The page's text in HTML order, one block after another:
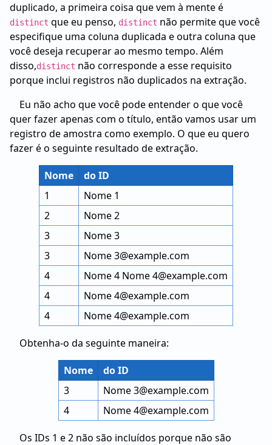
duplicado, a primeira coisa que vem à mente é
distinct que eu penso, distinct não permite que você
especifique uma coluna duplicada e outra coluna que
você deseja recuperar ao mesmo tempo. Além
disso,distinct não corresponde a esse requisito
porque inclui registros não duplicados na extração.
Eu não acho que você pode entender o que você
quer fazer apenas com o título, então vamos usar um
registro de amostra como exemplo. O que eu quero
fazer é o seguinte resultado de extração.
Nome
do ID
1
Nome 1
2
Nome 2
3
Nome 3
3
Nome 3@example.com
4
Nome 4 Nome 4@example.com
4
Nome 4@example.com
4
Nome 4@example.com
Obtenha-o da seguinte maneira:
Nome
do ID
3
Nome 3@example.com
4
Nome 4@example.com
Os IDs 1 e 2 não são incluídos porque não são